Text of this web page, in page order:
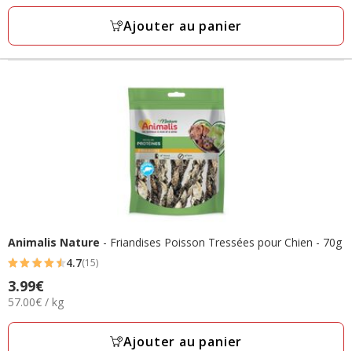
11
Kg
Ajouter au panier
Animalis Nature - Friandises Poisson Tressées pour Chien - 70g
4.7
étoiles
avec
15
4.7(15)
Prix
3.99€
3.99€
57.00€
Kg
57.00€ / kg
Ajouter au panier